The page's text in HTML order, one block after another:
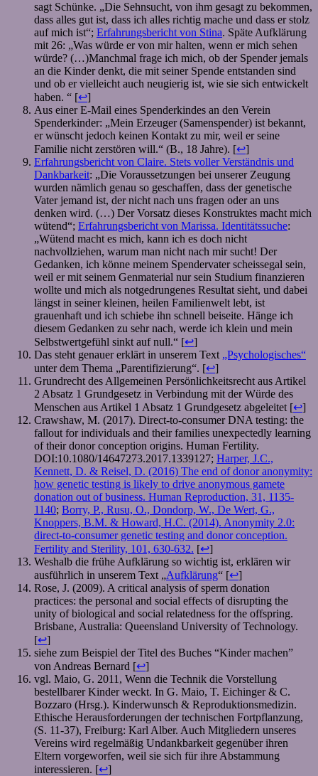
sagt Schünke. „Die Sehnsucht, von ihm gesagt zu bekommen,
dass alles gut ist, dass ich alles richtig mache und dass er stolz
auf mich ist“; Erfahrungsbericht von Stina. Späte Aufklärung
mit 26: „Was würde er von mir halten, wenn er mich sehen
würde? (…)Manchmal frage ich mich, ob der Spender jemals
an die Kinder denkt, die mit seiner Spende entstanden sind
und ob er vielleicht auch neugierig ist, wie sie sich entwickelt
haben. “ [↩]
Aus einer E-Mail eines Spenderkindes an den Verein
Spenderkinder: „Mein Erzeuger (Samenspender) ist bekannt,
er wünscht jedoch keinen Kontakt zu mir, weil er seine
Familie nicht zerstören will.“ (B., 18 Jahre). [↩]
Erfahrungsbericht von Claire. Stets voller Verständnis und
Dankbarkeit: „Die Voraussetzungen bei unserer Zeugung
wurden nämlich genau so geschaffen, dass der genetische
Vater jemand ist, der nicht nach uns fragen oder an uns
denken wird. (…) Der Vorsatz dieses Konstruktes macht mich
wütend“; Erfahrungsbericht von Marissa. Identitätssuche:
„Wütend macht es mich, kann ich es doch nicht
nachvollziehen, warum man nicht nach mir sucht! Der
Gedanken, ich könne meinem Spendervater scheissegal sein,
weil er mit seinem Genmaterial nur sein Studium finanzieren
wollte und mich als notgedrungenes Resultat sieht, und dabei
längst in seiner kleinen, heilen Familienwelt lebt, ist
grauenhaft und ich schiebe ihn schnell beiseite. Hänge ich
diesem Gedanken zu sehr nach, werde ich klein und mein
Selbstwertgefühl sinkt auf null.“ [↩]
Das steht genauer erklärt in unserem Text „Psychologisches“
unter dem Thema „Parentifizierung“. [↩]
Grundrecht des Allgemeinen Persönlichkeitsrecht aus Artikel
2 Absatz 1 Grundgesetz in Verbindung mit der Würde des
Menschen aus Artikel 1 Absatz 1 Grundgesetz abgeleitet [↩]
Crawshaw, M. (2017). Direct-to-consumer DNA testing: the
fallout for individuals and their families unexpectedly learning
of their donor conception origins. Human Fertility.
DOI:10.1080/14647273.2017.1339127; Harper, J.C.,
Kennett, D. & Reisel, D. (2016) The end of donor anonymity:
how genetic testing is likely to drive anonymous gamete
donation out of business. Human Reproduction, 31, 1135-
1140; Borry, P., Rusu, O., Dondorp, W., De Wert, G.,
Knoppers, B.M. & Howard, H.C. (2014). Anonymity 2.0:
direct-to-consumer genetic testing and donor conception.
Fertility and Sterility, 101, 630-632. [↩]
Weshalb die frühe Aufklärung so wichtig ist, erklären wir
ausführlich in unserem Text „Aufklärung“ [↩]
Rose, J. (2009). A critical analysis of sperm donation
practices: the personal and social effects of disrupting the
unity of biological and social relatedness for the offspring.
Brisbane, Australia: Queensland University of Technology.
[↩]
siehe zum Beispiel der Titel des Buches “Kinder machen”
von Andreas Bernard [↩]
vgl. Maio, G. 2011, Wenn die Technik die Vorstellung
bestellbarer Kinder weckt. In G. Maio, T. Eichinger & C.
Bozzaro (Hrsg.). Kinderwunsch & Reproduktionsmedizin.
Ethische Herausforderungen der technischen Fortpflanzung,
(S. 11-37), Freiburg: Karl Alber. Auch Mitgliedern unseres
Vereins wird regelmäßig Undankbarkeit gegenüber ihren
Eltern vorgeworfen, weil sie sich für ihre Abstammung
interessieren. [↩]